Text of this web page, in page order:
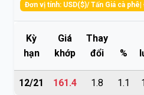
Đơn vị tính: USD($)/ Tấn Giá cà
Kỳ
hạn
Giá
khớp
Thay
đổi
%
12/21 161.4 1.8 1.1